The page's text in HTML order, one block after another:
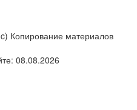
Копирование материалов
08.08.2026